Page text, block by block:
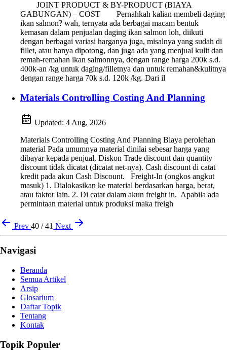
JOINT PRODUCT & BY-PRODUCT (BIAYA
GABUNGAN) – COST Pernahkah kalian membeli daging
ikan salmon? wah, ternyata ada berbagai macam bentuk
kemasan dalam penjualan daging ikan salmon loh, diikuti
dengan berbagai variasi harganya juga, misalnya yang sudah di
fillet, atau hanya dipotong, dan juga ada yang menjual kulit dan
remah-remahan ikan salmonnya, dengan range harga 200k s.d.
400k-an /kg untuk daging/filletnya dan untuk remahan&kulitnya
dengan range harga 70k s.d. 120k /kg. Dari il
Materials Controlling Costing And Planning
Updated: 4 Aug, 2026
Materials Controlling Costing And Planning Biaya perolehan
material Pada umumnya material dinilai sebesar harga yang
dibayar kepada penjual. Diskon Trade discount dan quantity
discount tidak dicatat (dicatat net-nya). Cash discount di catat
kredit pada akun Cash Discount. Freight-In (ongkos angkut
masuk) 1. Dialokasikan ke material berdasarkan harga, berat,
atau faktor lain. 2. Di catat dalam akun freight in. Apabila ada
permintaan material untuk produksi maka freigh
Prev 40 / 41 Next
Navigasi
Beranda
Semua Artikel
Arsip
Glosarium
Daftar Topik
Tentang
Kontak
Topik Populer